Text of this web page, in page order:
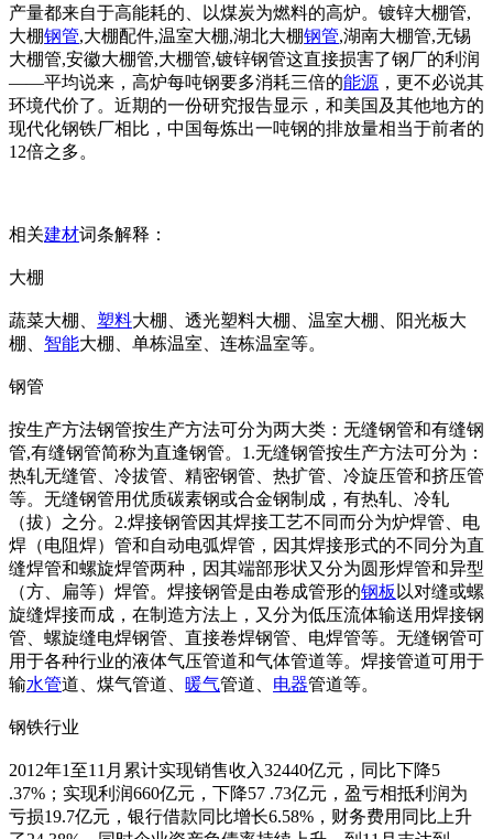
产量都来自于高能耗的、以煤炭为燃料的高炉。镀锌大棚管,
大棚钢管,大棚配件,温室大棚,湖北大棚钢管,湖南大棚管,无锡
大棚管,安徽大棚管,大棚管,镀锌钢管这直接损害了钢厂的利润
——平均说来，高炉每吨钢要多消耗三倍的能源 ，更不必说其
环境代价了。近期的一份研究报告显示，和美国及其他地方的
现代化钢铁厂相比，中国每炼出一吨钢的排放量相当于前者的
12倍之多。
相关建材词条解释：
大棚
蔬菜大棚、 塑料大棚、透光塑料大棚、温室大棚、阳光板大
棚、 智能大棚、单栋温室、连栋温室等。
钢管
按生产方法钢管按生产方法可分为两大类：无缝钢管和有缝钢
管,有缝钢管简称为直逢钢管。1.无缝钢管按生产方法可分为：
热轧无缝管、冷拔管、精密钢管、热扩管、冷旋压管和挤压管
等。无缝钢管用优质碳素钢或合金钢制成，有热轧、冷轧
（拔）之分。2.焊接钢管因其焊接工艺不同而分为炉焊管、电
焊（电阻焊）管和自动电弧焊管，因其焊接形式的不同分为直
缝焊管和螺旋焊管两种，因其端部形状又分为圆形焊管和异型
（方、扁等）焊管。焊接钢管是由卷成管形的钢板 以对缝或螺
旋缝焊接而成，在制造方法上，又分为低压流体输送用焊接钢
管、螺旋缝电焊钢管、直接卷焊钢管、电焊管等。无缝钢管可
用于各种行业的液体气压管道和气体管道等。焊接管道可用于
输水管道、煤气管道、 暖气管道、 电器管道等。
钢铁行业
2012年1至11月累计实现销售收入32440亿元，同比下降5
.37%；实现利润660亿元，下降57 .73亿元，盈亏相抵利润为
亏损19.7亿元，银行借款同比增长6.58%，财务费用同比上升